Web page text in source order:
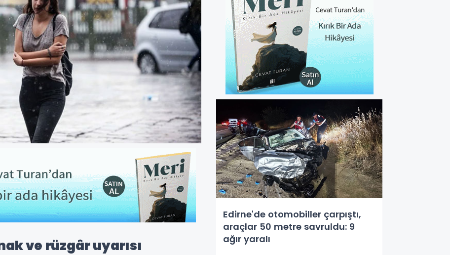
ve rüzgâr uyarısı
Edirne'de otomobiller çarpıştı,
araçlar 50 metre savruldu: 9
ağır yaralı